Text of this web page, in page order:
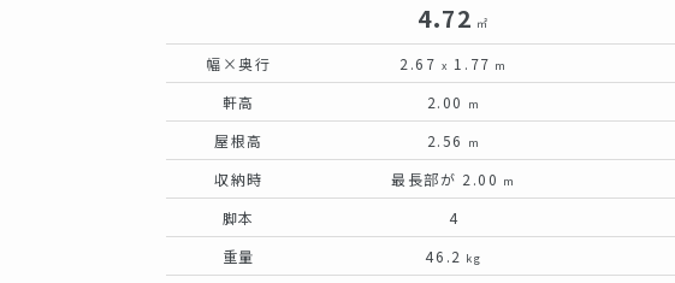
4.72 ㎡
幅×奥行 2.67x 1.77 m
軒高 2.00 m
屋根高 2.56 m
収納時 最長部が 2.00 m
脚本 4
重量
46.2 kg